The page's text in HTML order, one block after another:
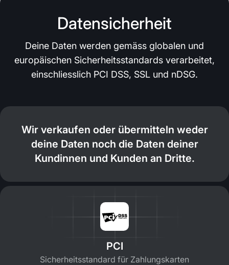
Datensicherheit
Deine Daten werden gemäss globalen und
europäischen Sicherheitsstandards verarbeitet,
einschliesslich PCI DSS, SSL und nDSG.
Wir verkaufen oder übermitteln weder
deine Daten noch die Daten deiner
Kundinnen und Kunden an Dritte.
PCI
Sicherheitsstandard für Zahlungskarten